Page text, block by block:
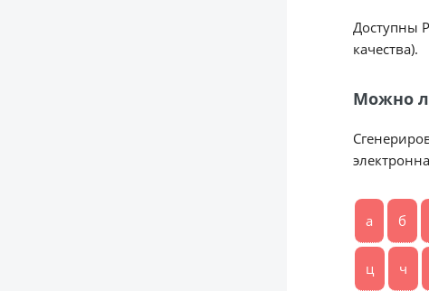
Доступны
качества).
Можно
а б
ц ч